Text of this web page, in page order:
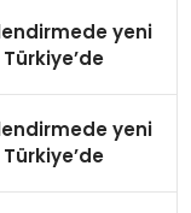
yeni
yeni